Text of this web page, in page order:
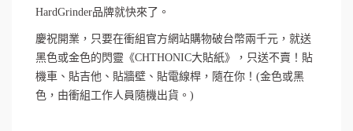
HardGrinder品牌就快來了。
慶祝開業，只要在衝組官方網站購物破台幣兩千元，就送
黑色或金色的閃靈《CHTHONIC大貼紙》，只送不賣！貼
機車、貼吉他、貼牆壁、貼電線桿，隨在你！(金色或黑
色，由衝組工作人員隨機出貨。)